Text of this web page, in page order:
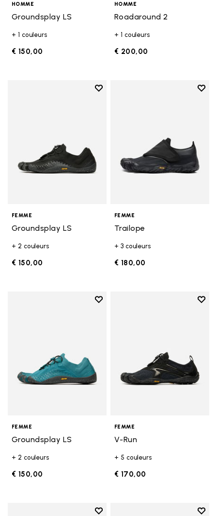
HOMME
Groundsplay LS
+ 1 couleurs
€ 150,00
HOMME
Roadaround 2
+ 1 couleurs
€ 200,00
Add to wishlist
FEMME
Groundsplay LS
+ 2 couleurs
€ 150,00
Add
FEMME
Trailope
+ 3 couleurs
€ 180,00
Add to wishlist
FEMME
Groundsplay LS
+ 2 couleurs
€ 150,00
Add
FEMME
V-Run
+ 5 couleurs
€ 170,00
Add to wishlist
Add